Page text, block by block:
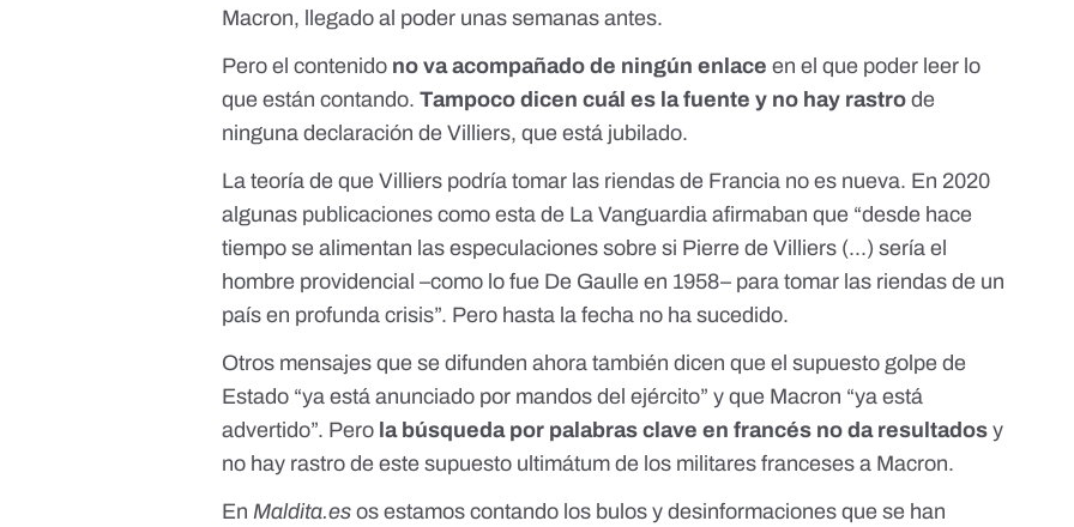
Macron, llegado al poder unas semanas antes.
Pero el contenido no va acompañado de ningún enlace en el que poder leer lo
que están contando.Tampoco dicen cuál es la fuente y no hay rastrode
ninguna declaración de Villiers, que está jubilado.
La teoría de que Villiers podría tomar las riendas de Francia no es nueva. En 2020
algunas publicaciones como esta de La Vanguardia afirmaban que “desde hace
tiempo se alimentan las especulaciones sobre si Pierre de Villiers (...) sería el
hombre providencial –como lo fue De Gaulle en 1958– para tomar las riendas de un
país en profunda crisis”. Pero hasta la fecha no ha sucedido.
Otros mensajes que se difunden ahora también dicen que el supuesto golpe de
Estado “ya está anunciado por mandos del ejército” y que Macron “ya está
advertido”. Pero la búsqueda por palabras clave en francés no da resultados y
no hay rastro de este supuesto ultimátum de los militares franceses a Macron.
EnMaldita.es os estamos contando los bulos y desinformaciones que se han